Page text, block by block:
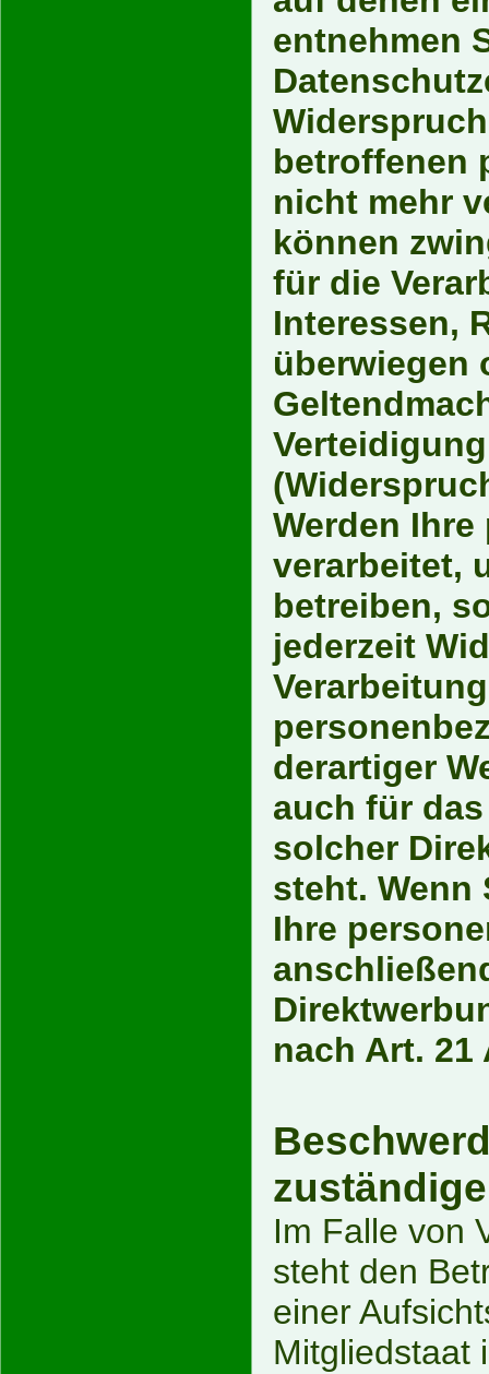
entnehmen
betroffenen
nicht mehr
können
für die
Interessen,
überwiegen
Werden
verarbeitet,
betreiben,
jederzeit
derartiger
auch für
solcher
steht. Wenn
Ihre
nach Art. 21
Im Falle von
steht den
einer
Mitgliedstaat